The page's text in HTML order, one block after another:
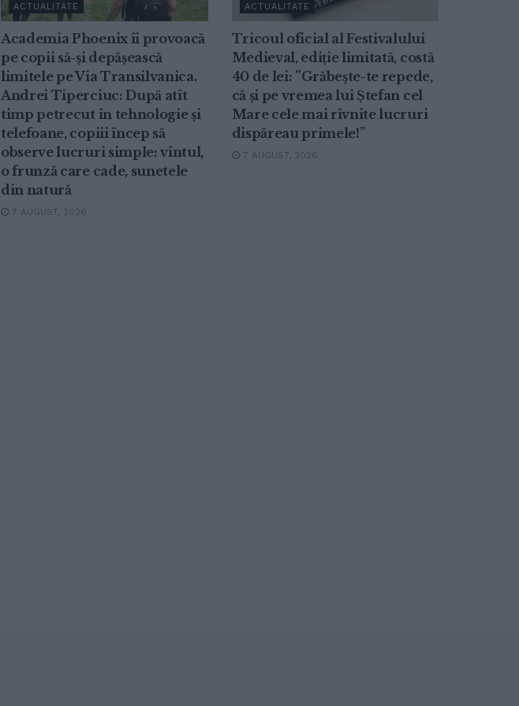
ACTUALITATE
Academia Phoenix îi provoacă
pe copii să-și depășească
limitele pe Via Transilvanica.
Andrei Tiperciuc: După atît
timp petrecut în tehnologie și
telefoane, copiii încep să
observe lucruri simple: vîntul,
o frunză care cade, sunetele
din natură
7 AUGUST, 2026
ACTUALITATE
Tricoul oficial al Festivalului
Medieval, ediție limitată, costă
40 de lei: ”Grăbește-te repede,
că și pe vremea lui Ștefan cel
Mare cele mai rîvnite lucruri
dispăreau primele!”
7 AUGUST, 2026